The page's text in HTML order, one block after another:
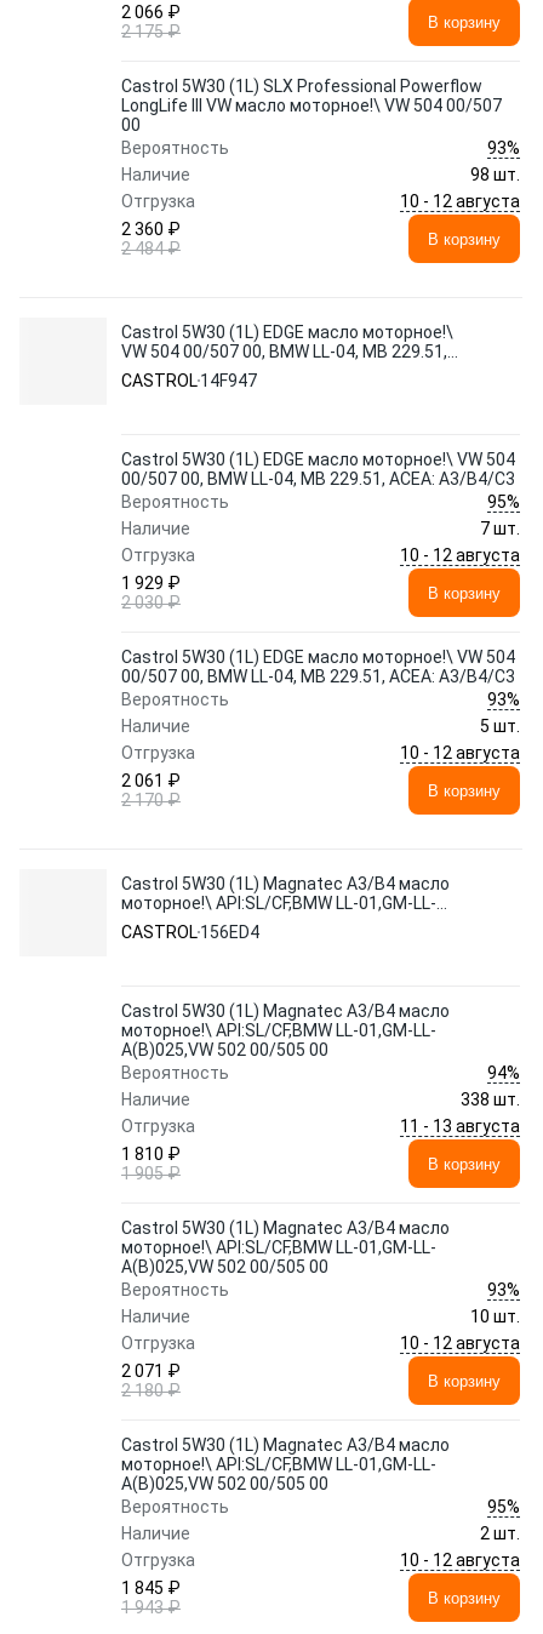
2 066 ₽
2 175 ₽
В корзину
Castrol 5W30 (1L) SLX Professional Powerflow
LongLife III VW масло моторное!\ VW 504 00/507
00
Вероятность
93%
Наличие
98 шт.
Отгрузка
10 - 12 августа
2 360 ₽
2 484 ₽
В корзину
Castrol 5W30 (1L) EDGE масло моторное!\
VW 504 00/507 00, BMW LL-04, MB 229.51,
ACEA: A3/B4/C3
CASTROL14F947
Castrol 5W30 (1L) EDGE масло моторное!\ VW 504
00/507 00, BMW LL-04, MB 229.51, ACEA: A3/B4/C3
Вероятность
95%
Наличие
7 шт.
Отгрузка
10 - 12 августа
1 929 ₽
2 030 ₽
В корзину
Castrol 5W30 (1L) EDGE масло моторное!\ VW 504
00/507 00, BMW LL-04, MB 229.51, ACEA: A3/B4/C3
Вероятность
93%
Наличие
5 шт.
Отгрузка
10 - 12 августа
2 061 ₽
2 170 ₽
В корзину
Castrol 5W30 (1L) Magnatec A3/B4 масло
моторное!\ API:SL/CF,BMW LL-01,GM-LL-
A(B)025,VW 502 00/505 00
CASTROL156ED4
Castrol 5W30 (1L) Magnatec A3/B4 масло
моторное!\ API:SL/CF,BMW LL-01,GM-LL-
A(B)025,VW 502 00/505 00
Вероятность
94%
Наличие
338 шт.
Отгрузка
11 - 13 августа
1 810 ₽
1 905 ₽
В корзину
Castrol 5W30 (1L) Magnatec A3/B4 масло
моторное!\ API:SL/CF,BMW LL-01,GM-LL-
A(B)025,VW 502 00/505 00
Вероятность
93%
Наличие
10 шт.
Отгрузка
10 - 12 августа
2 071 ₽
2 180 ₽
В корзину
Castrol 5W30 (1L) Magnatec A3/B4 масло
моторное!\ API:SL/CF,BMW LL-01,GM-LL-
A(B)025,VW 502 00/505 00
Вероятность
95%
Наличие
2 шт.
Отгрузка
10 - 12 августа
1 845 ₽
1 943 ₽
В корзину